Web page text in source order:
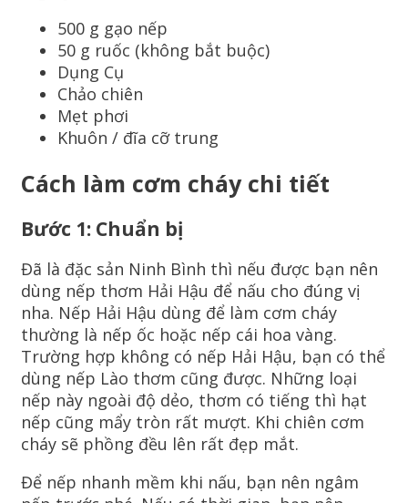
500 g gạo nếp
50 g ruốc (không bắt buộc)
Dụng Cụ
Chảo chiên
Mẹt phơi
Khuôn / đĩa cỡ trung
Cách làm cơm cháy chi tiết
Bước 1: Chuẩn bị
Đã là đặc sản Ninh Bình thì nếu được bạn nên
dùng nếp thơm Hải Hậu để nấu cho đúng vị
nha. Nếp Hải Hậu dùng để làm cơm cháy
thường là nếp ốc hoặc nếp cái hoa vàng.
Trường hợp không có nếp Hải Hậu, bạn có thể
dùng nếp Lào thơm cũng được. Những loại
nếp này ngoài độ dẻo, thơm có tiếng thì hạt
nếp cũng mẩy tròn rất mượt. Khi chiên cơm
cháy sẽ phồng đều lên rất đẹp mắt.
Để nếp nhanh mềm khi nấu, bạn nên ngâm